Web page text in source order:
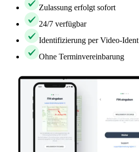
Zulassung erfolgt sofort
24/7 verfügbar
Identifizierung per Video-Ident
Ohne Terminvereinbarung